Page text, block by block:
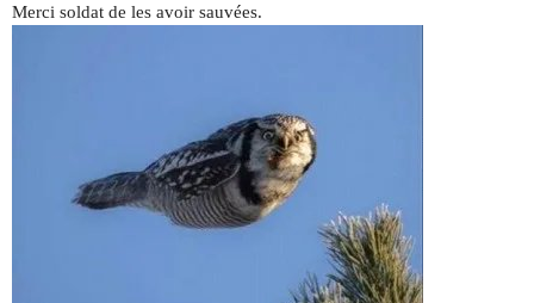
Merci soldat de les avoir sauvées.